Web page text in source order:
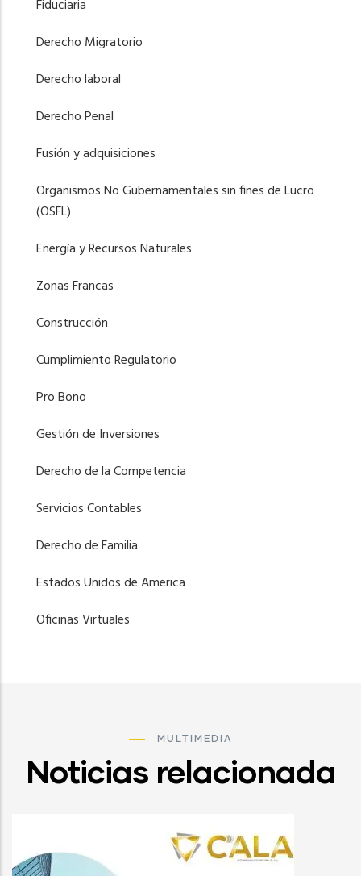
Fiduciaria
Derecho Migratorio
Derecho laboral
Derecho Penal
Fusión y adquisiciones
Organismos No Gubernamentales sin fines de Lucro
(OSFL)
Energía y Recursos Naturales
Zonas Francas
Construcción
Cumplimiento Regulatorio
Pro Bono
Gestión de Inversiones
Derecho de la Competencia
Servicios Contables
Derecho de Familia
Estados Unidos de America
Oficinas Virtuales
MULTIMEDIA
Noticias relacionada